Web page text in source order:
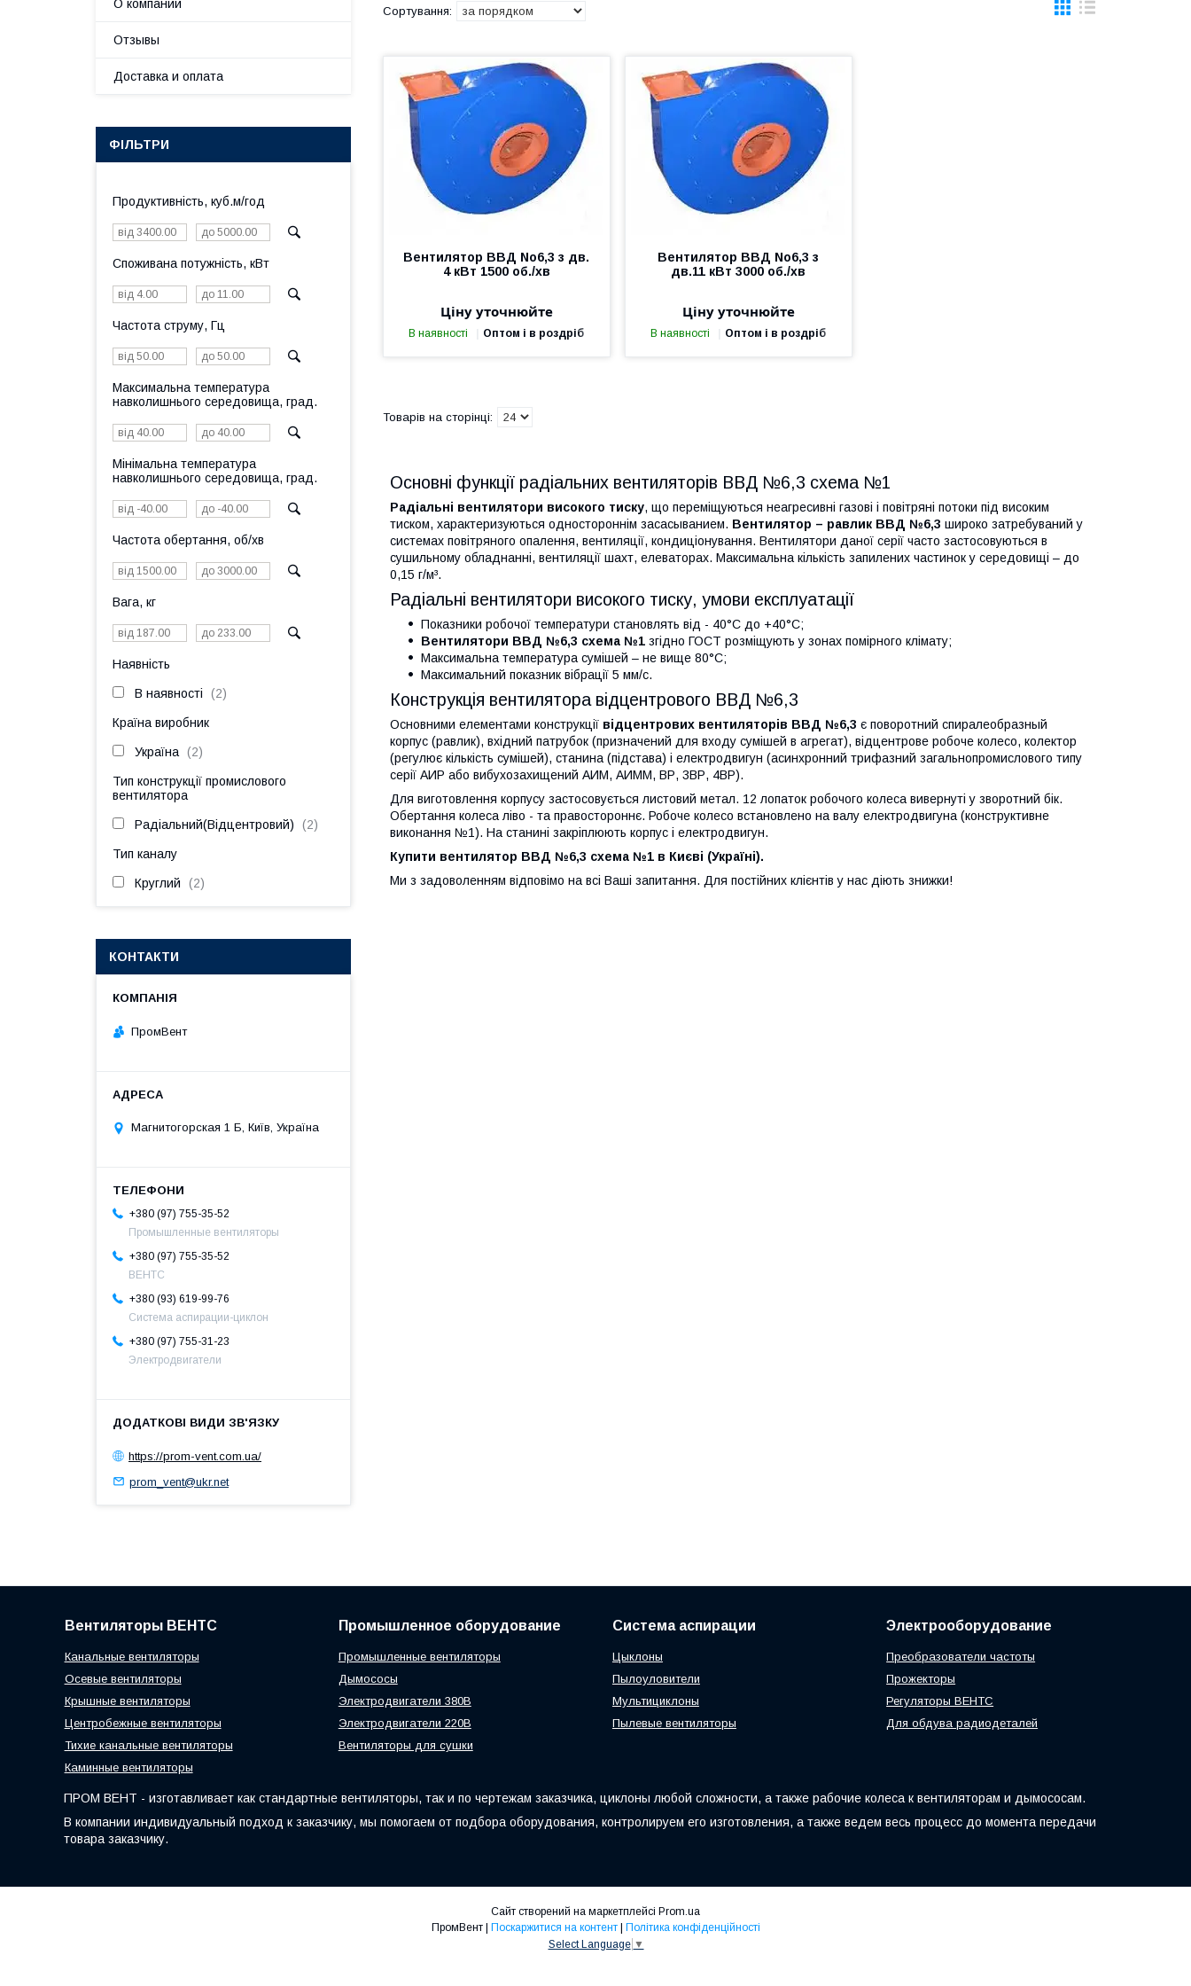
Вентилятор ВВД No6,3 з дв.
4 кВт 1500 об./хв
Ціну уточнюйте
В наявності Оптом і в роздріб
Вентилятор ВВД No6,3 з
дв.11 кВт 3000 об./хв
Ціну уточнюйте
В наявності Оптом і в роздріб
Основні функції радіальних вентиляторів ВВД №6,3 схема №1
Радіальні вентилятори високого тиску, що переміщуються неагресивні газові і повітряні потоки під високим
тиском, характеризуються одностороннім засасыванием. Вентилятор – равлик ВВД №6,3 широко затребуваний у
системах повітряного опалення, вентиляції, кондиціонування. Вентилятори даної серії часто застосовуються в
сушильному обладнанні, вентиляції шахт, елеваторах. Максимальна кількість запилених частинок у середовищі – до
0,15 г/м³.
Радіальні вентилятори високого тиску, умови експлуатації
Показники робочої температури становлять від - 40°С до +40°С;
Вентилятори ВВД №6,3 схема №1 згідно ГОСТ розміщують у зонах помірного клімату;
Максимальна температура сумішей – не вище 80°С;
Максимальний показник вібрації 5 мм/с.
Конструкція вентилятора відцентрового ВВД №6,3
Основними елементами конструкції відцентрових вентиляторів ВВД №6,3 є поворотний спиралеобразный
корпус (равлик), вхідний патрубок (призначений для входу сумішей в агрегат), відцентрове робоче колесо, колектор
(регулює кількість сумішей), станина (підстава) і електродвигун (асинхронний трифазний загальнопромислового типу
серії АИР або вибухозахищений АИМ, АИММ, ВР, 3ВР, 4ВР).
Для виготовлення корпусу застосовується листовий метал. 12 лопаток робочого колеса вивернуті у зворотний бік.
Обертання колеса ліво - та правостороннє. Робоче колесо встановлено на валу електродвигуна (конструктивне
виконання №1). На станині закріплюють корпус і електродвигун.
Купити вентилятор ВВД №6,3 схема №1 в Києві (Україні).
Ми з задоволенням відповімо на всі Ваші запитання. Для постійних клієнтів у нас діють знижки!
О компании
Отзывы
Доставка и оплата
ФІЛЬТРИ
Продуктивність, куб.м/год
Споживана потужність, кВт
Частота струму, Гц
Максимальна температура
навколишнього середовища, град.
Мінімальна температура
навколишнього середовища, град.
Частота обертання, об/хв
Вага, кг
Наявність
В наявності 2
Країна виробник
Україна 2
Тип конструкції промислового
вентилятора
Радіальний(Відцентровий) 2
Тип каналу
Круглий 2
КОНТАКТИ
ПромВент
Магнитогорская 1 Б, Київ, Україна
+380 (97) 755-35-52
Промышленные вентиляторы
+380 (97) 755-35-52
ВЕНТС
+380 (93) 619-99-76
Система аспирации-циклон
+380 (97) 755-31-23
Электродвигатели
https://prom-vent.com.ua/
prom_vent@ukr.net
Вентиляторы ВЕНТС
Канальные вентиляторы
Осевые вентиляторы
Крышные вентиляторы
Центробежные вентиляторы
Тихие канальные вентиляторы
Каминные вентиляторы
Промышленное оборудование
Промышленные вентиляторы
Дымососы
Электродвигатели 380В
Электродвигатели 220В
Вентиляторы для сушки
Система аспирации
Цыклоны
Пылоуловители
Мультициклоны
Пылевые вентиляторы
Электрооборудование
Преобразователи частоты
Прожекторы
Регуляторы ВЕНТС
Для обдува радиодеталей
ПРОМ ВЕНТ - изготавливает как стандартные вентиляторы, так и по чертежам заказчика, циклоны любой сложности, а также рабочие колеса к вентиляторам и дымососам.
В компании индивидуальный подход к заказчику, мы помогаем от подбора оборудования, контролируем его изготовления, а также ведем весь процесс до момента передачи
товара заказчику.
Сайт створений на маркетплейсі Prom.ua
Поскаржитися на контент
Політика конфіденційності
Select Language ▼